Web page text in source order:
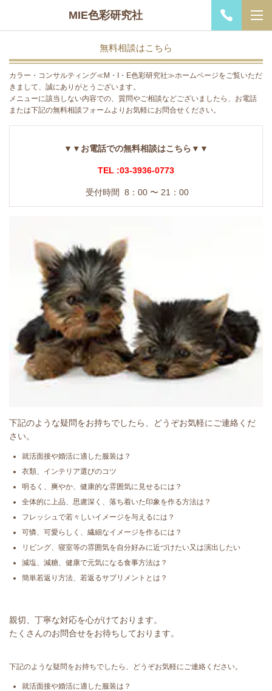
MIE色彩研究社
無料相談はこちら
カラー・コンサルティング≪M・I・E色彩研究社≫ホームページをご覧いただ
きまして、誠にありがとうございます。
メニューに該当しない内容での、質問やご相談などございましたら、お電話
または下記の無料相談フォームよりお気軽にお問合せください。
▼▼お電話での無料相談はこちら▼▼
TEL :03-3936-0773
受付時間 8：00 〜 21：00
下記のような疑問をお持ちでしたら、どうぞお気軽にご連絡くだ
さい。
就活面接や婚活に適した服装は？
衣類、インテリア選びのコツ
明るく、爽やか、健康的な雰囲気に見せるには？
全体的に上品、思慮深く、落ち着いた印象を作る方法は？
フレッシュで若々しいイメージを与えるには？
可憐、可愛らしく、繊細なイメージを作るには？
リビング、寝室等の雰囲気を自分好みに近づけたい又は演出したい
減塩、減糖、健康で元気になる食事方法は？
簡単若返り方法、若返るサプリメントとは？
親切、丁寧な対応を心がけております。
たくさんのお問合せをお待ちしております。
下記のような疑問をお持ちでしたら、どうぞお気軽にご連絡ください。
就活面接や婚活に適した服装は？